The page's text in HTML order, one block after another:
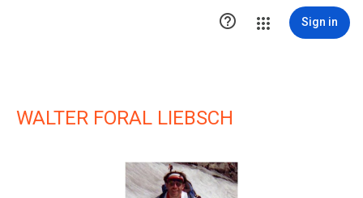
 Sign in
WALTER FORAL LIEBSCH